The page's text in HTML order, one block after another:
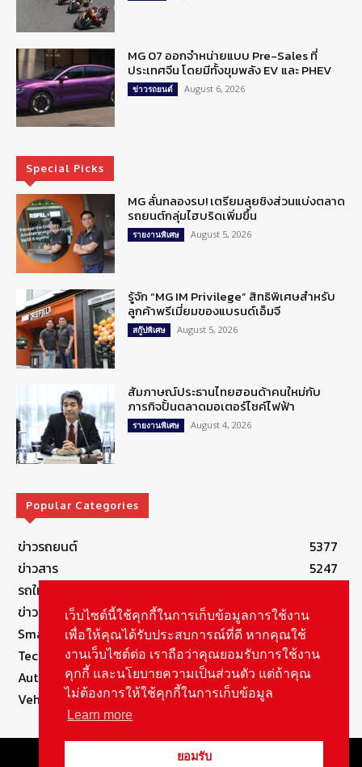
MG 07 ออกจำหน่ายแบบ Pre-Sales ที่
ประเทศจีน โดยมีทั้งขุมพลัง EV และ PHEV
ข่าวรถยนต์ August 6, 2026
Special Picks
MG ลั่นกลองรบ! เตรียมลุยชิงส่วนแบ่งตลาด
รถยนต์กลุ่มไฮบริดเพิ่มขึ้น
รายงานพิเศษ August 5, 2026
รู้จัก “MG IM Privilege” สิทธิพิเศษสำหรับ
ลูกค้าพรีเมี่ยมของแบรนด์เอ็มจี
สกู๊ปพิเศษ August 5, 2026
สัมภาษณ์ประธานไทยฮอนด้าคนใหม่กับ
ภารกิจปั้นตลาดมอเตอร์ไซค์ไฟฟ้า
รายงานพิเศษ August 4, 2026
Popular Categories
ข่าวรถยนต์
5377
ข่าวสาร
5247
รถใหม่
ข่าวประชาสัมพันธ์
Smart Life
Technology
Autolife Lifestyle
Vehicle
© Copyright 2021, All Rights Reserved Autolifethailand
เว็บไซต์นี้ใช้คุกกี้ในการเก็บข้อมูลการใช้งาน
เพื่อให้คุณได้รับประสบการณ์ที่ดี หากคุณใช้
งานเว็บไซต์ต่อ เราถือว่าคุณยอมรับการใช้งาน
คุกกี้ และนโยบายความเป็นส่วนตัว แต่ถ้าคุณ
ไม่ต้องการให้ใช้คุกกี้ในการเก็บข้อมูล
Learn more
ยอมรับ